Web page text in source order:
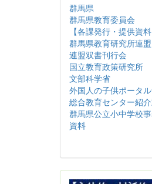
群馬県
群馬県教育委員会
【各課発行・提供資料
群馬県教育研究所連盟
連盟双書刊行会
国立教育政策研究所
文部科学省
外国人の子供ポータ
総合教育センター紹
群馬県公立小中学校
資料